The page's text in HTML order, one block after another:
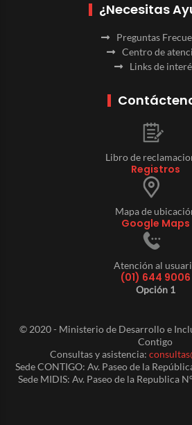
¿Necesitas
Preguntas
Centro de
Links de
Libro de
Registros
Mapa de
Google Maps
Atención al
(01) 644 9006
Opción 1
© 2020 - Ministerio de Desarrollo e
Contigo
Consultas y asistencia:
Sede CONTIGO: Av. Paseo de la
Sede MIDIS: Av. Paseo de la Republica